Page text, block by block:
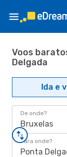
Voos
Delgada
Ida e
De onde?
Bruxelas
Para onde?
Ponta